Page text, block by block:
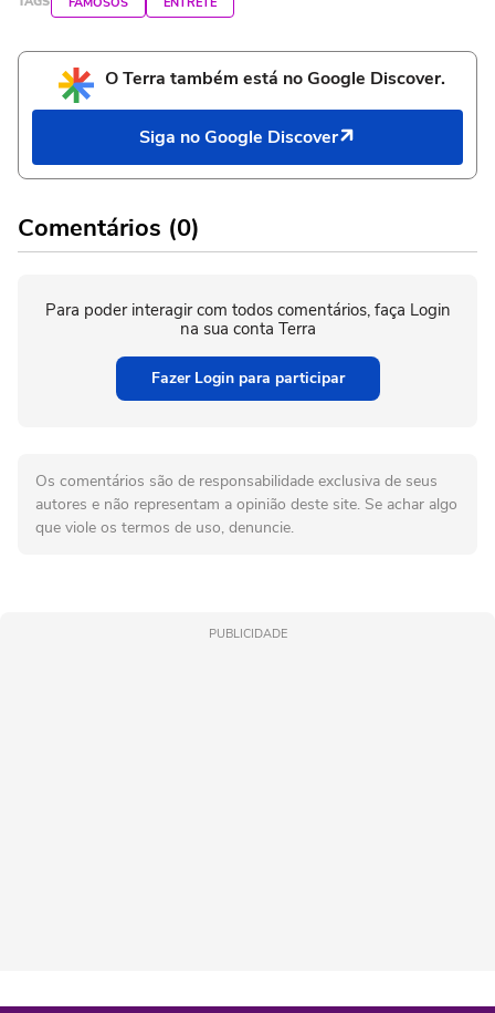
O Terra também está no Google Discover.
Siga no Google Discover
Comentários (0)
Para poder interagir com todos comentários, faça Login
na sua conta Terra
Fazer Login para participar
Os comentários são de responsabilidade exclusiva de seus
autores e não representam a opinião deste site. Se achar algo
que viole os termos de uso, denuncie.
PUBLICIDADE